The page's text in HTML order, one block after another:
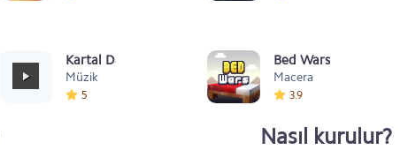
Kartal Dansı Müziği
Müzik
5
Bed Wars
Macera
3.9
Nasıl kurulur?